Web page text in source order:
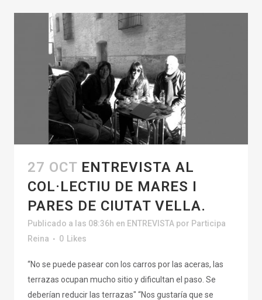
27 OCT ENTREVISTA AL
COL·LECTIU DE MARES I
PARES DE CIUTAT VELLA.
Publicado a las 08:36h en ENTREVISTA por Participa
Reina
0 Likes
“No se puede pasear con los carros por las aceras, las
terrazas ocupan mucho sitio y dificultan el paso. Se
deberían reducir las terrazas" “Nos gustaría que se